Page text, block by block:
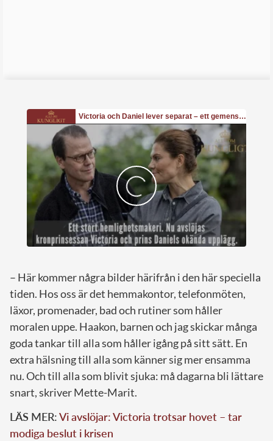
– Här kommer några bilder härifrån i den här speciella
tiden. Hos oss är det hemmakontor, telefonmöten,
läxor, promenader, bad och rutiner som håller
moralen uppe. Haakon, barnen och jag skickar många
goda tankar till alla som håller igång på sitt sätt. En
extra hälsning till alla som känner sig mer ensamma
nu. Och till alla som blivit sjuka: må dagarna bli lättare
snart, skriver Mette-Marit.
LÄS MER:Vi avslöjar: Victoria trotsar hovet – tar
modiga beslut i krisen